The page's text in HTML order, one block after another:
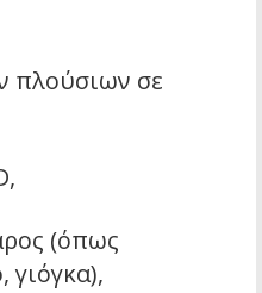
πλούσιων σε
(όπως
γιόγκα),